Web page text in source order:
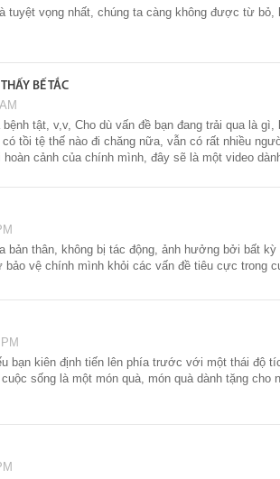
tuyệt vọng nhất, chúng ta càng không được từ
BẾ TẮC
tật, v,v, Cho dù vấn đề bạn đang trải qua là
tồi tệ thế nào đi chăng nữa, vẫn có rất nhiều
cảnh của chính mình, đây sẽ là một video
bản thân, không bị tác động, ảnh hưởng bởi bất
vệ chính mình khỏi các vấn đề tiêu cực trong
bạn kiên định tiến lên phía trước với một thái độ
sống là một món quà, món quà dành tặng cho